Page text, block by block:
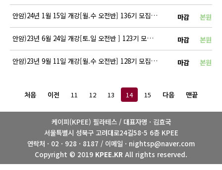
안암)24년 1월 15일 개강[월.수 오전반] 136기 모집 안내 마감 본원
안암)23년 6월 24일 개강[토.일 오전반 ] 123기 모집 안내 마감 본원
안암)23년 9월 11일 개강[월.수 오전반] 128기 모집 안내 마감 본원
처음 이전 11 12 13 14 15 다음 맨끝
케이피(KPEE) 필라테스 / 대표자명 · 김효국
서울특별시 성북구 고려대로24길58-5 6층 KPEE
연락처 · 02 · 928 · 8187 / 이메일 · nightsp@naver.com
Copyright © 2019 KPEE.KR All rights reserved.